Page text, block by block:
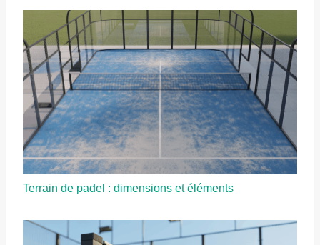
Terrain de padel : dimensions et éléments